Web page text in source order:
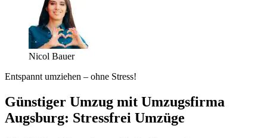
Nicol Bauer
Entspannt umziehen – ohne Stress!
Günstiger Umzug mit Umzugsfirma
Augsburg: Stressfrei Umzüge